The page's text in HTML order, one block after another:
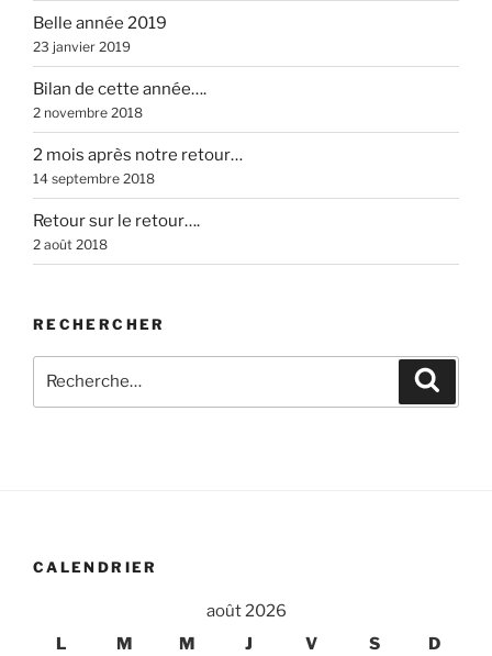
Belle année 2019
23 janvier 2019
Bilan de cette année….
2 novembre 2018
2 mois après notre retour…
14 septembre 2018
Retour sur le retour….
2 août 2018
RECHERCHER
pour
CALENDRIER
août 2026
L
M M J V S D